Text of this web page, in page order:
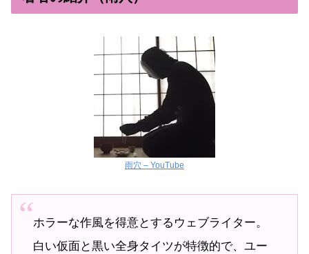
雨穴 – YouTube
ホラーな作風を得意とするウェブライター。
白い仮面と黒い全身タイツが特徴的で、ユー